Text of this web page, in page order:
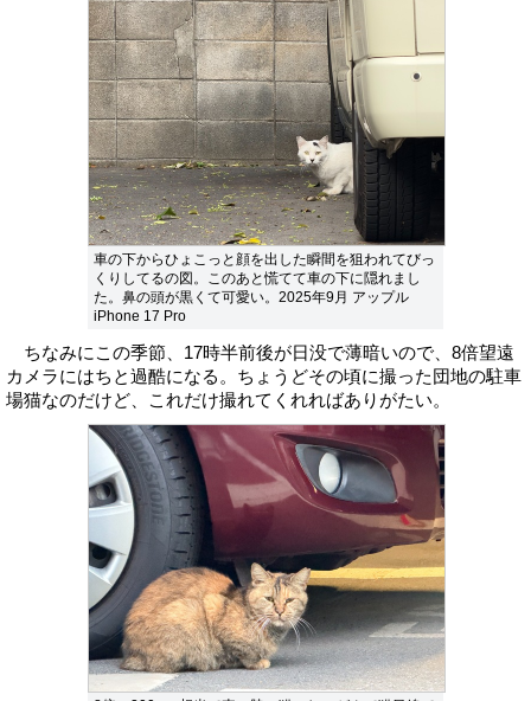
車の下からひょこっと顔を出した瞬間を狙われてびっ
くりしてるの図。このあと慌てて車の下に隠れまし
た。鼻の頭が黒くて可愛い。2025年9月 アップル
iPhone 17 Pro
ちなみにこの季節、17時半前後が日没で薄暗いので、8倍望遠
カメラにはちと過酷になる。ちょうどその頃に撮った団地の駐車
場猫なのだけど、これだけ撮れてくれればありがたい。